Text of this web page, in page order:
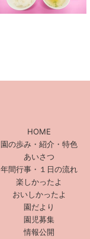
HOME
園の歩み・紹介・特色
あいさつ
年間行事・１日の流れ
楽しかったよ
おいしかったよ
園だより
園児募集
情報公開